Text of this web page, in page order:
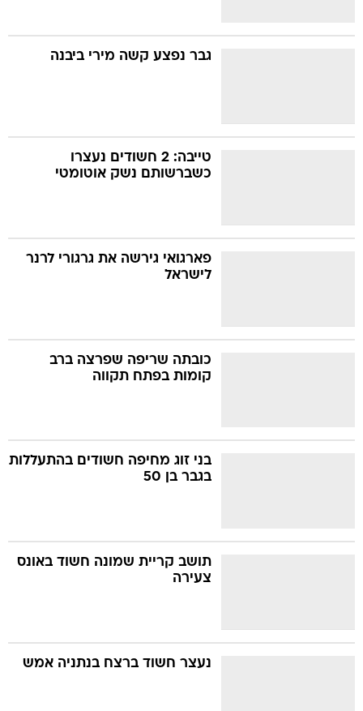
גבר נפצע קשה מירי ביבנה
טייבה: 2 חשודים נעצרו
כשברשותם נשק אוטומטי
פארגואי גירשה את גרגורי לרנר
לישראל
כובתה שריפה שפרצה ברב
קומות בפתח תקווה
בני זוג מחיפה חשודים בהתעללות
בגבר בן 50
תושב קריית שמונה חשוד באונס
צעירה
נעצר חשוד ברצח בנתניה אמש